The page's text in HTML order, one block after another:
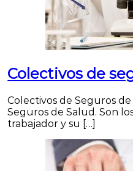
Colectivos de
Colectivos de Seguros
Seguros de Salud. Son
trabajador y su […]